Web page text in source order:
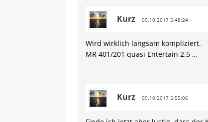
Kurz 09.10.2017 5:48:24
Wird wirklich langsam kompliziert.
MR 401/201 quasi Entertain 2.5 …
Kurz 09.10.2017 5:55:06